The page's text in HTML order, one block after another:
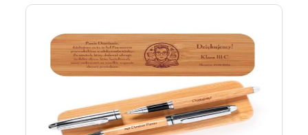
Twój adres email nie zostanie opublikowany.
Wymagane pola
Twoja ocena*
gwiazdek
4 z 5
gwiazdek
gwiazdek